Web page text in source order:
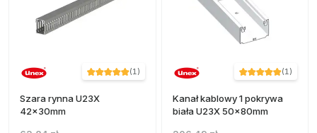
(1)
Szara rynna U23X
42x30mm
(1)
Kanał kablowy 1 pokrywa
biała U23X 50x80mm